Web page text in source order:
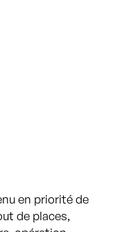
en priorité de
de places,